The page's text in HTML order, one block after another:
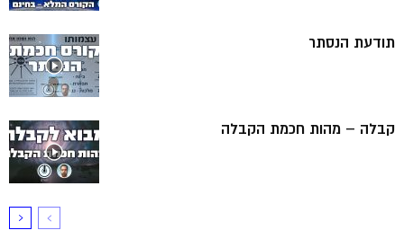
תודעת הנסתר
קבלה – מהות חכמת הקבלה